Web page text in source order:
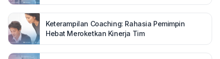
Keterampilan Coaching: Rahasia Pemimpin
Hebat Meroketkan Kinerja Tim